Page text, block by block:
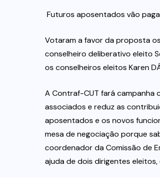
 Futuros aposentados vão
Votaram a favor da proposta
conselheiro deliberativo eleito
os conselheiros eleitos Karen
A Contraf-CUT fará
associados e reduz as
aposentados e os novos
mesa de negociação porque
coordenador da Comissão de
ajuda de dois dirigentes